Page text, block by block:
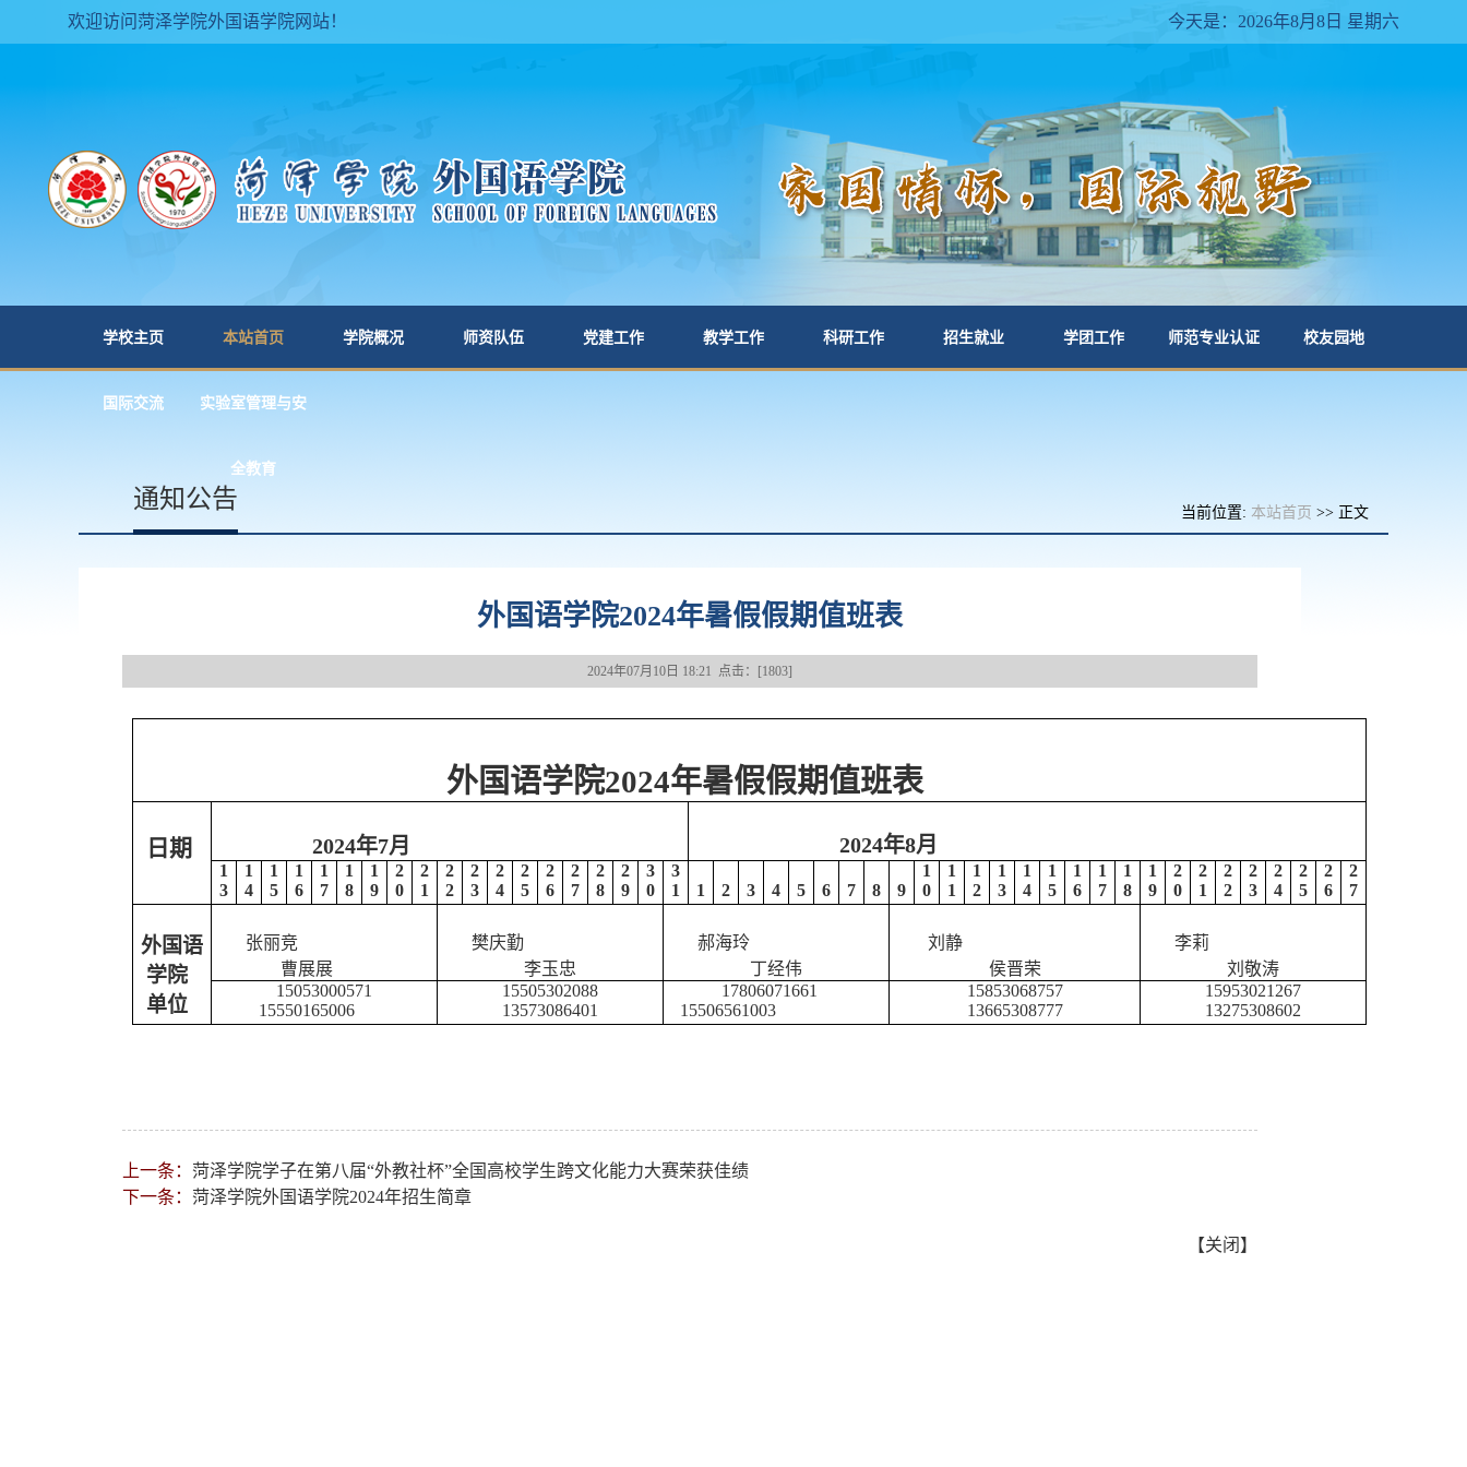
欢迎访问菏泽学院外国语学院网站！ 今天是：2026年8月8日 星期六
学校主页 本站首页 学院概况 师资队伍 党建工作 教学工作 科研工作 招生就业 学团工作 师范专业认证 校友园地
国际交流 实验室管理与安
全教育
通知公告 当前位置: 本站首页 >> 正文
外国语学院2024年暑假假期值班表
2024年07月10日 18:21 点击：[1803]
外国语学院2024年暑假假期值班表
日期 2024年7月 2024年8月
1
3
1
4
1
5
1
6
1
7
1
8
1
9
2
0
2
1
2
2
2
3
2
4
2
5
2
6
2
7
2
8
2
9
3
0
3
1
1 2 3 4 5 6 7 8 9
1
0
1
1
1
2
1
3
1
4
1
5
1
6
1
7
1
8
1
9
2
0
2
1
2
2
2
3
2
4
2
5
2
6
2
7
外国语
学院
单位
张丽竞
曹展展
樊庆勤
李玉忠
郝海玲
丁经伟
刘静
侯晋荣
李莉
刘敬涛
15053000571
15550165006
15505302088
13573086401
17806071661
15506561003
15853068757
13665308777
15953021267
13275308602
上一条： 菏泽学院学子在第八届“外教社杯”全国高校学生跨文化能力大赛荣获佳绩
下一条： 菏泽学院外国语学院2024年招生简章
【关闭 】